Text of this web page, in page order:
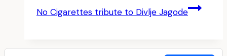
No Cigarettes tribute to Divlje Jagode